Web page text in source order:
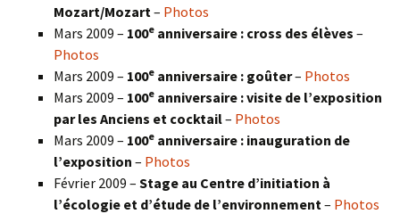
Mozart/Mozart – Photos
Mars 2009 – 100e anniversaire : cross des élèves –
Photos
Mars 2009 – 100e anniversaire : goûter– Photos
Mars 2009 – 100e anniversaire : visite de l’exposition
par les Anciens et cocktail– Photos
Mars 2009 – 100e anniversaire : inauguration de
l’exposition – Photos
Février 2009 – Stage au Centre d’initiation à
l’écologie et d’étude de l’environnement – Photos